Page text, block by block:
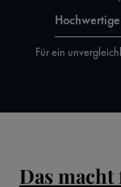
Für ein
Das